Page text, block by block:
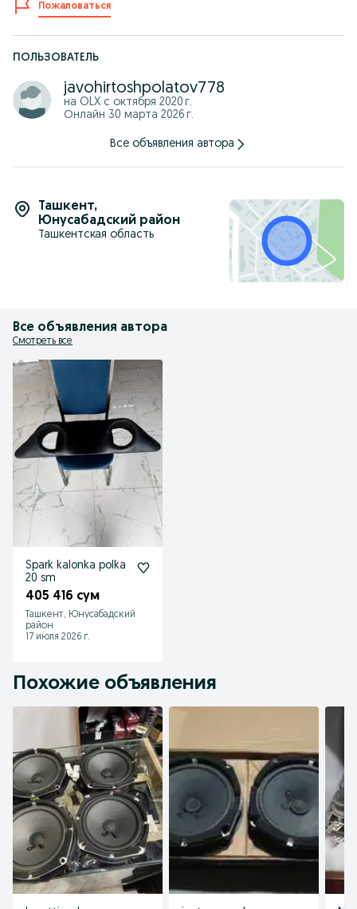
Пожаловаться
ПОЛЬЗОВАТЕЛЬ
javohirtoshpolatov778
на OLX с октября 2020 г.
Онлайн 30 марта 2026 г.
Все объявления автора
Ташкент,
Юнусабадский район
Ташкентская область
Все объявления автора
Смотреть все
Spark kalonka polka
20 sm
405 416 сум
Ташкент, Юнусабадский
район
17 июля 2026 г.
Похожие объявления